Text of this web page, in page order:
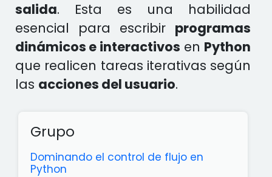
salida. Esta es una habilidad
esencial para escribir programas
dinámicos e interactivos en Python
que realicen tareas iterativas según
las acciones del usuario.
Grupo
Dominando el control de flujo en
Python